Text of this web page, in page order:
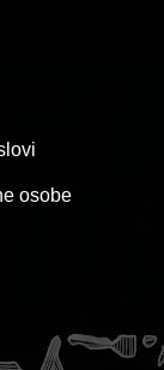
osobe